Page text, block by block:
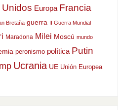
Europa Francia
Bretaña guerra II Guerra Mundial
Maradona Milei Moscú mundo
peronismo política Putin
Ucrania UE Unión Europea